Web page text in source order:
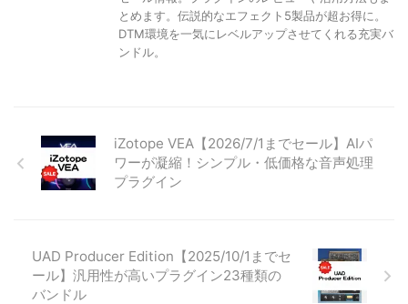
とめます。伝説的なエフェクト5製品が超お得に。
DTM環境を一気にレベルアップさせてくれる充実バ
ンドル。
iZotope VEA【2026/7/1までセール】AIパ
ワーが凝縮！シンプル・低価格な音声処理
プラグイン
UAD Producer Edition【2025/10/1までセ
ール】汎用性が高いプラグイン23種類の
バンドル